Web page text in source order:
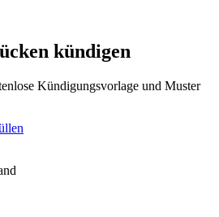
kündigen
Kündigungsvorlage und Muster